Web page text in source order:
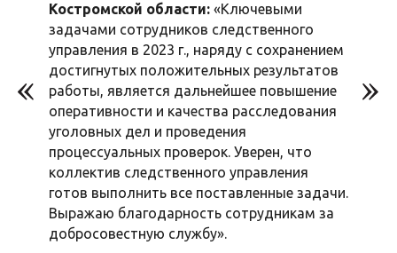
Костромской области: «Ключевыми
задачами сотрудников следственного
управления в 2023 г., наряду с сохранением
достигнутых положительных результатов
работы, является дальнейшее повышение
оперативности и качества расследования
уголовных дел и проведения
процессуальных проверок. Уверен, что
коллектив следственного управления
готов выполнить все поставленные задачи.
Выражаю благодарность сотрудникам за
добросовестную службу».